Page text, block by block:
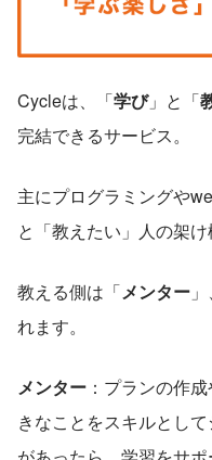
Cycleは、「学び」と「
完結できるサービス。
主にプログラミングや
と「教えたい」人の架け
教える側は「メンター
れます。
メンター ：プランの作
きなことをスキルとし